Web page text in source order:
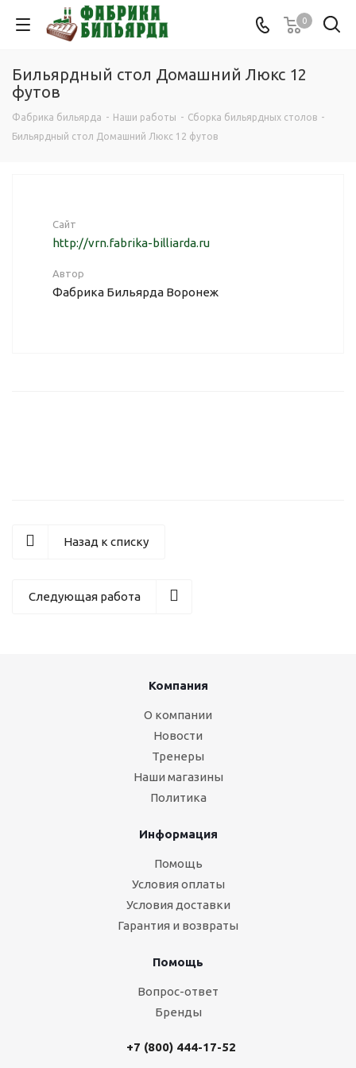
0
Бильярдный стол Домашний Люкс 12
футов
Фабрика бильярда - Наши работы - Сборка бильярдных столов -
Бильярдный стол Домашний Люкс 12 футов
Сайт
http://vrn.fabrika-billiarda.ru
Автор
Фабрика Бильярда Воронеж
Назад к списку
Следующая работа
Компания
О компании
Новости
Тренеры
Наши магазины
Политика
Информация
Помощь
Условия оплаты
Условия доставки
Гарантия и возвраты
Помощь
Вопрос-ответ
Бренды
+7 (800) 444-17-52